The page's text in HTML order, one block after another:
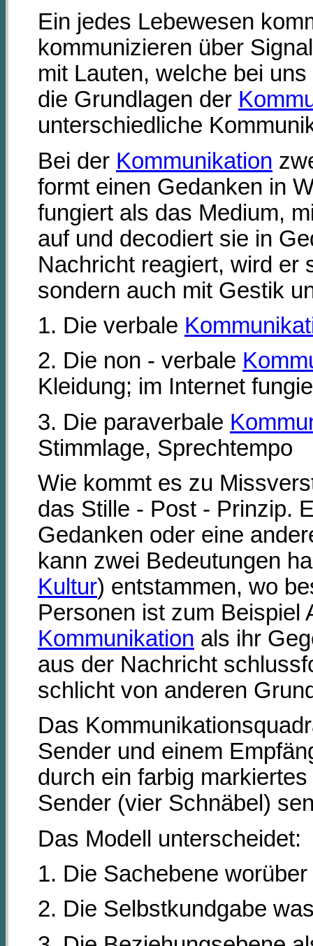
Ein jedes Lebewesen
kommunizieren über
mit Lauten, welche bei
die Grundlagen der
unterschiedliche
Bei der Kommunikation
formt einen Gedanken in
fungiert als das Medium,
auf und decodiert sie in
Nachricht reagiert, wird er
sondern auch mit Gestik
1. Die verbale
2. Die non - verbale
Kleidung; im Internet
3. Die paraverbale
Stimmlage, Sprechtempo
Wie kommt es zu
das Stille - Post - Prinzip.
Gedanken oder eine
kann zwei Bedeutungen
Kultur) entstammen, wo
Personen ist zum Beispiel
Kommunikation als ihr
aus der Nachricht
schlicht von anderen
Das
Sender und einem
durch ein farbig
Sender (vier Schnäbel)
Das Modell unterscheidet:
1. Die Sachebene
2. Die Selbstkundgabe